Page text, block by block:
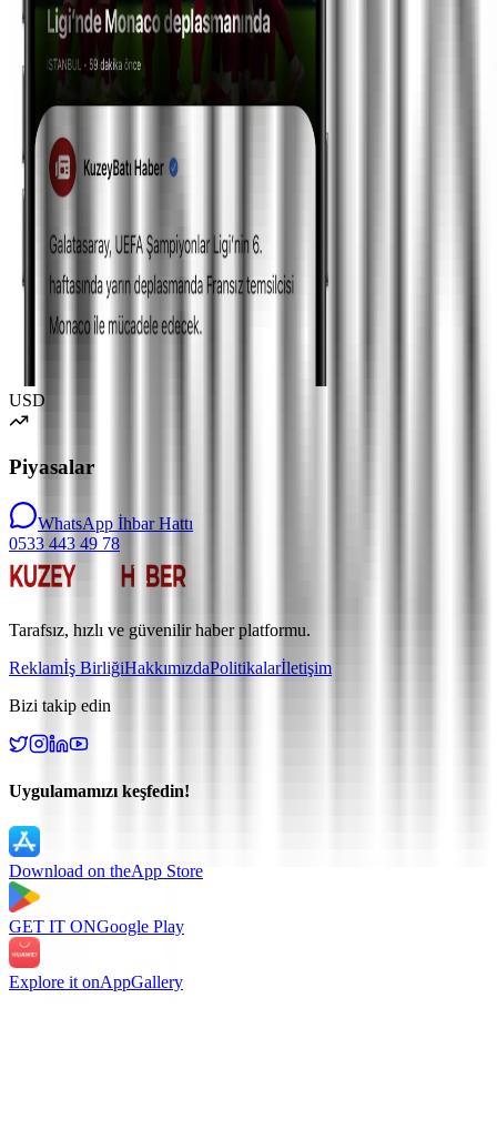
USD
Piyasalar
WhatsApp İhbar Hattı
0533 443 49 78
Tarafsız, hızlı ve güvenilir haber platformu.
Reklamİş BirliğiHakkımızdaPolitikalarİletişim
Bizi takip edin
Uygulamamızı keşfedin!
Download on theApp Store
GET IT ONGoogle Play
Explore it onAppGallery